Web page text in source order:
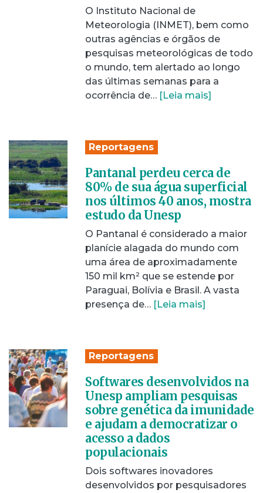
O Instituto Nacional de
Meteorologia (INMET), bem como
outras agências e órgãos de
pesquisas meteorológicas de todo
o mundo, tem alertado ao longo
das últimas semanas para a
ocorrência de… [Leia mais]
Reportagens
Pantanal perdeu cerca de
80% de sua água superficial
nos últimos 40 anos, mostra
estudo da Unesp
O Pantanal é considerado a maior
planície alagada do mundo com
uma área de aproximadamente
150 mil km² que se estende por
Paraguai, Bolívia e Brasil. A vasta
presença de… [Leia mais]
Reportagens
Softwares desenvolvidos na
Unesp ampliam pesquisas
sobre genética da imunidade
e ajudam a democratizar o
acesso a dados
populacionais
Dois softwares inovadores
desenvolvidos por pesquisadores